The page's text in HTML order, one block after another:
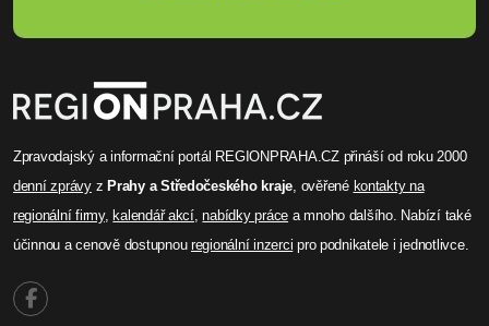
Zpravodajský a informační portál REGIONPRAHA.CZ přináší od roku 2000
denní zprávyz Prahy a Středočeského kraje , ověřené kontakty na
regionální firmy, kalendář akcí,nabídky práce a mnoho dalšího. Nabízí také
účinnou a cenově dostupnou regionální inzerci pro podnikatele i jednotlivce.